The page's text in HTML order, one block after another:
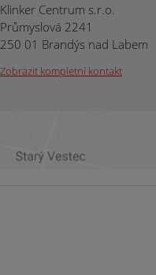
Klinker Centrum s.r.o.
Průmyslová 2241
250 01 Brandýs nad Labem
Zobrazit kompletní kontakt